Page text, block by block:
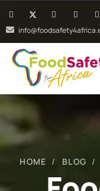
HOME BLOG